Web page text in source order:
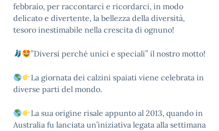
febbraio, per raccontarci e ricordarci, in modo
delicato e divertente, la bellezza della diversità,
tesoro inestimabile nella crescita di ognuno!
”Diversi perché unici e speciali” il nostro motto!
La giornata dei calzini spaiati viene celebrata in
diverse parti del mondo.
La sua origine risale appunto al 2013, quando in
Australia fu lanciata un’iniziativa legata alla settimana